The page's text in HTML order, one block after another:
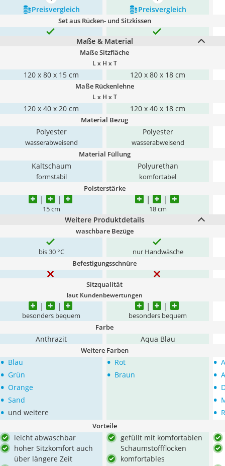
Preis­vergleich
Preis­vergleich
Set aus Rücken- und Sitzkissen
Maße & Material
Maße Sitzfläche
L x H x T
120 x 80 x 15 cm 120 x 80 x 18 cm
Maße Rückenlehne
L x H x T
120 x 40 x 20 cm 120 x 40 x 18 cm
Material Bezug
Polyester
wasserabweisend
Polyester
wasserabweisend
Material Füllung
Kaltschaum
formstabil
Polyurethan
komfortabel
Polsterstärke
15 cm 18 cm
Weitere Produktdetails
waschbare Bezüge
bis 30 °C nur Handwäsche
Befestigungsschnüre
Sitzqualität
laut Kundenbewertungen
besonders bequem besonders bequem
Farbe
Anthrazit Aqua Blau
Weitere Farben
• Blau
• Grün
• Orange
• Sand
• und weitere
• Rot
• Braun
•
•
•
•
•
Vorteile
leicht abwaschbar
hoher Sitzkomfort auch
über längere Zeit
gefüllt mit komfortablen
Schaumstoffflocken
komfortables